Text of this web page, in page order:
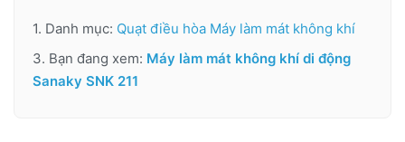
1. Danh mục: Quạt điều hòa Máy làm mát không khí
3. Bạn đang xem: Máy làm mát không khí di động
Sanaky SNK 211